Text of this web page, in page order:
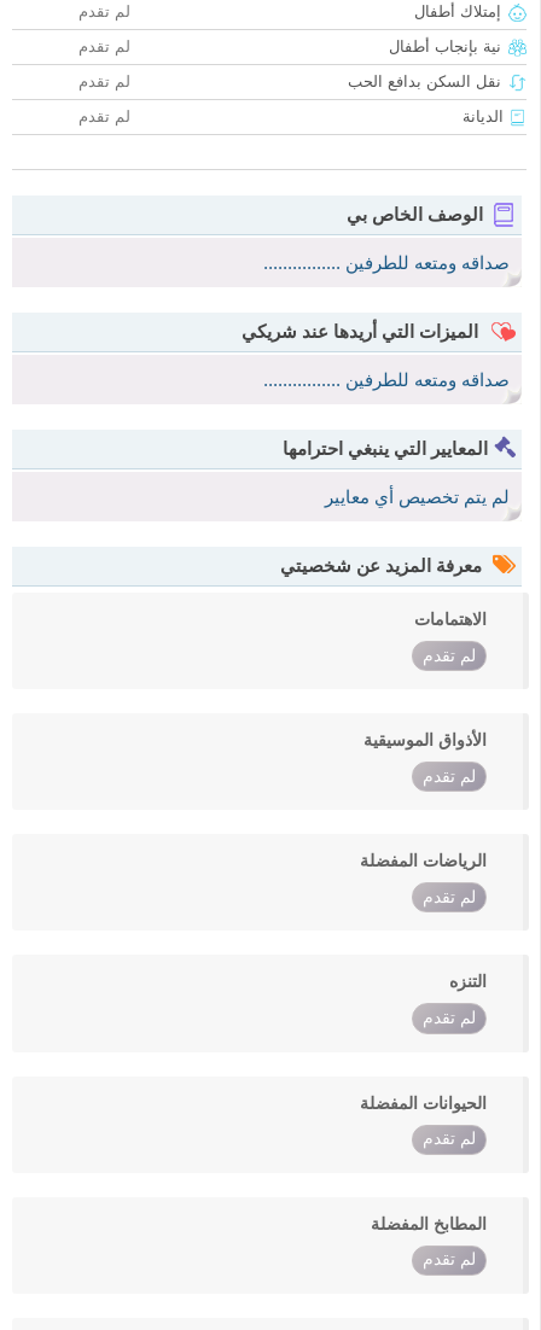
إمتلاك أطفال
لم تقدم
نية بإنجاب أطفال
لم تقدم
نقل السكن بدافع الحب
لم تقدم
الديانة
لم تقدم
الوصف الخاص بي
صداقه ومتعه للطرفين ................
الميزات التي أريدها عند شريكي
صداقه ومتعه للطرفين ................
المعايير التي ينبغي احترامها
لم يتم تخصيص أي معايير
معرفة المزيد عن شخصيتي
الاهتمامات
لم تقدم
الأذواق الموسيقية
لم تقدم
الرياضات المفضلة
لم تقدم
التنزه
لم تقدم
الحيوانات المفضلة
لم تقدم
المطابخ المفضلة
لم تقدم